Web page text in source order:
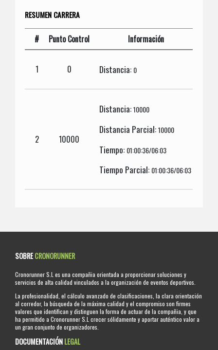
RESUMEN CARRERA
# Punto Control Información
1 0 Distancia: 0
2 10000
Distancia:10000
Distancia Parcial:10000
Tiempo: 01:00:36/06:03
Tiempo Parcial: 01:00:36/06:03
SOBRECRONORUNNER
Cronorunner S.L es una compañia orientada a proporcionar soluciones y
servicios de alta calidad vinculados a la organización de eventos deportivos.
La profesionalidad, el cálculo avanzado de clasificaciones, la clara orientación
al corredor, la búsqueda de la máxima calidad y el compromiso son firmes
valores que identifican y distinguen la forma de actuar de la compañia, y que
ha permitido a Cronorunner S.L crecer sólidamente y aportar auténtico valor a
un gran conjunto de organizadores.
DOCUMENTACIÓNLEGAL